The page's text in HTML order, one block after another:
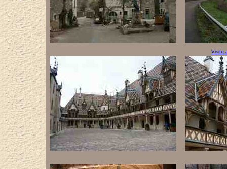
Visite